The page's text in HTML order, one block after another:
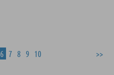
6 7 8 9 10